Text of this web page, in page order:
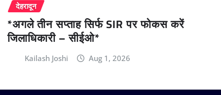
देहरादून
*अगले तीन सप्ताह सिर्फ SIR पर फोकस करें
जिलाधिकारी – सीईओ*
Kailash Joshi Aug 1, 2026